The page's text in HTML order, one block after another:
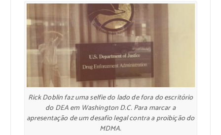
Rick Doblin faz uma selfie do lado de fora do escritório
do DEA em Washington D.C. Para marcar a
apresentação de um desafio legal contra a proibição do
MDMA.